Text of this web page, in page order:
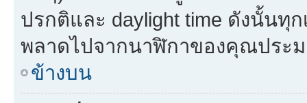
ปรกติและ daylight time ดังนั้นทุ
พลาดไปจากนาฬิกาของคุณประ
ข้างบน